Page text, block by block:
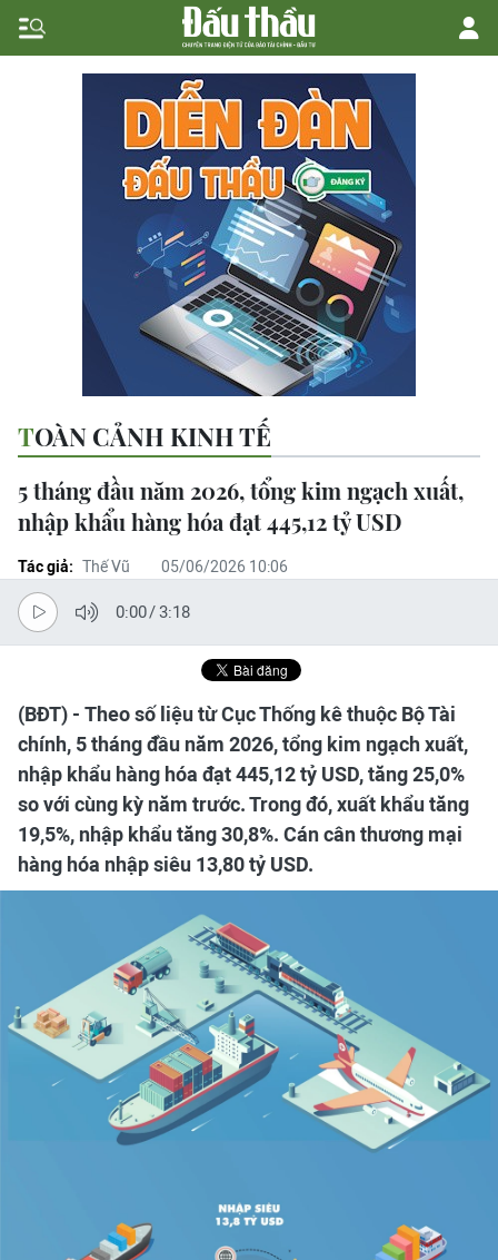
TOÀN CẢNH KINH TẾ
5 tháng đầu năm 2026, tổng kim ngạch xuất,
nhập khẩu hàng hóa đạt 445,12 tỷ USD
Tác giả: Thế Vũ 05/06/2026 10:06
0:00/3:18
(BĐT) - Theo số liệu từ Cục Thống kê thuộc Bộ Tài
chính, 5 tháng đầu năm 2026, tổng kim ngạch xuất,
nhập khẩu hàng hóa đạt 445,12 tỷ USD, tăng 25,0%
so với cùng kỳ năm trước. Trong đó, xuất khẩu tăng
19,5%, nhập khẩu tăng 30,8%. Cán cân thương mại
hàng hóa nhập siêu 13,80 tỷ USD.